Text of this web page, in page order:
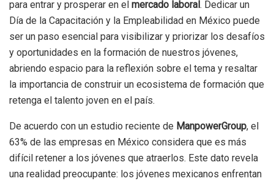
para entrar y prosperar en el mercado laboral. Dedicar un
Día de la Capacitación y la Empleabilidad en México puede
ser un paso esencial para visibilizar y priorizar los desafíos
y oportunidades en la formación de nuestros jóvenes,
abriendo espacio para la reflexión sobre el tema y resaltar
la importancia de construir un ecosistema de formación que
retenga el talento joven en el país.
De acuerdo con un estudio reciente de ManpowerGroup, el
63% de las empresas en México considera que es más
difícil retener a los jóvenes que atraerlos. Este dato revela
una realidad preocupante: los jóvenes mexicanos enfrentan